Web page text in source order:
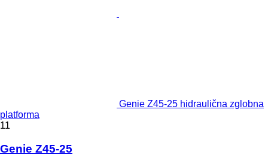
Genie Z45-25 hidraulična zglobna
platforma
11
Genie Z45-25